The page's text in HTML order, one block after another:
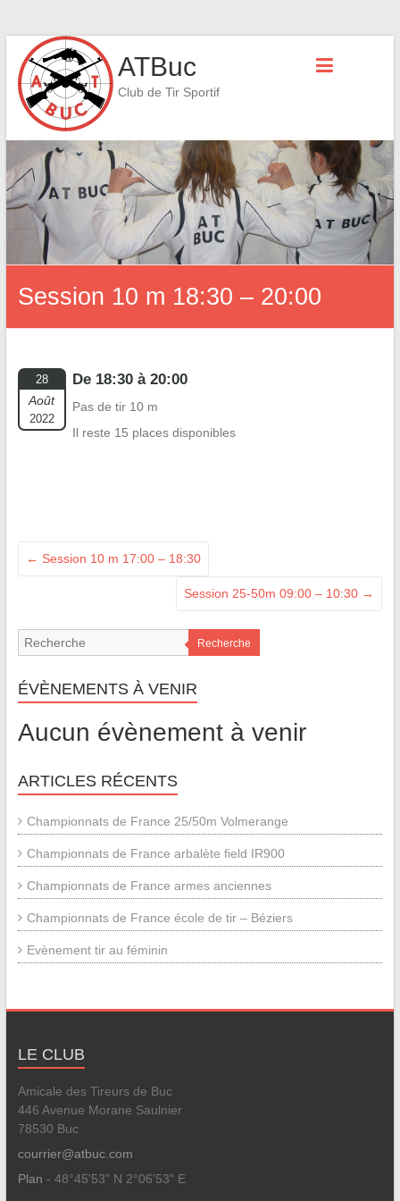
content
ATBuc
Club de Tir Sportif
Session 10 m 18:30 – 20:00
28
Août
2022
De 18:30 à 20:00
Pas de tir 10 m
Il reste 15 places disponibles
← Session 10 m 17:00 – 18:30
Session 25-50m 09:00 – 10:30 →
Recherche
ÉVÈNEMENTS À VENIR
Aucun évènement à venir
ARTICLES RÉCENTS
Championnats de France 25/50m Volmerange
Championnats de France arbalète field IR900
Championnats de France armes anciennes
Championnats de France école de tir – Béziers
Evènement tir au féminin
LE CLUB
Amicale des Tireurs de Buc
446 Avenue Morane Saulnier
78530 Buc
courrier@atbuc.com
Plan - 48°45'53" N 2°06'53" E